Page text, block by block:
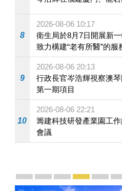
8
2026-08-06 10:17
衛生局於8月7日開展新
致力構建“老有所醫”的服
9
2026-08-06 20:13
行政長官岑浩輝視察澳
第一期項目
10
2026-08-06 22:21
籌建科技研發產業園工
會議
宣傳及推廣
賡續中葡傳統友誼 續寫
澳門名片集
行政長官岑浩
施政特寫
澳門